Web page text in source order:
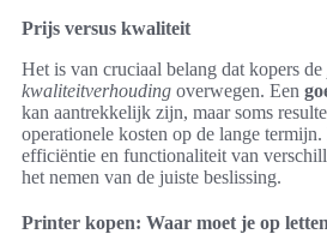
Prijs versus kwaliteit
Het is van cruciaal belang dat kopers de
kwaliteitverhouding overwegen. Een
kan aantrekkelijk zijn, maar soms
operationele kosten op de lange
efficiëntie en functionaliteit van
het nemen van de juiste beslissing.
Printer kopen: Waar moet je op